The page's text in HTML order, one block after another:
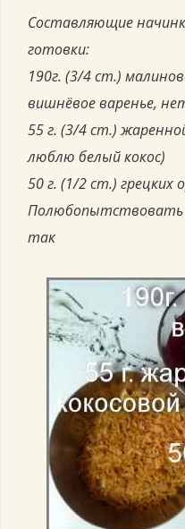
Составляющие
готовки:
190г. (3/4 ст.)
вишнёвое варенье,
55 г. (3/4 ст.)
люблю белый кокос)
50 г. (1/2 ст.) грецких
Полюбопытствовать
так